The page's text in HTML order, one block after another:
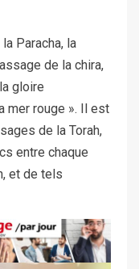
Paracha, la
de la chira,
gloire
mer rouge ». Il est
de la Torah,
entre chaque
et de tels